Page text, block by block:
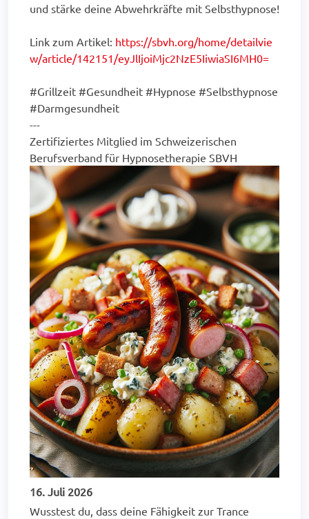
und stärke deine Abwehrkräfte mit Selbsthypnose!
Link zum Artikel: https://sbvh.org/home/detailvie
w/article/142151/eyJlIjoiMjc2NzE5IiwiaSI6MH0=
#Grillzeit #Gesundheit #Hypnose #Selbsthypnose
#Darmgesundheit
---
Zertifiziertes Mitglied im Schweizerischen
Berufsverband für Hypnosetherapie SBVH
16. Juli 2026
Wusstest du, dass deine Fähigkeit zur Trance